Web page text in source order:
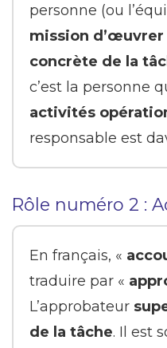
personne (ou
mission d’œuvrer
concrète de la
c’est la personne
activités
responsable est
Rôle numéro 2 :
En français, «
traduire par «
L’approbateur
de la tâche. Il est